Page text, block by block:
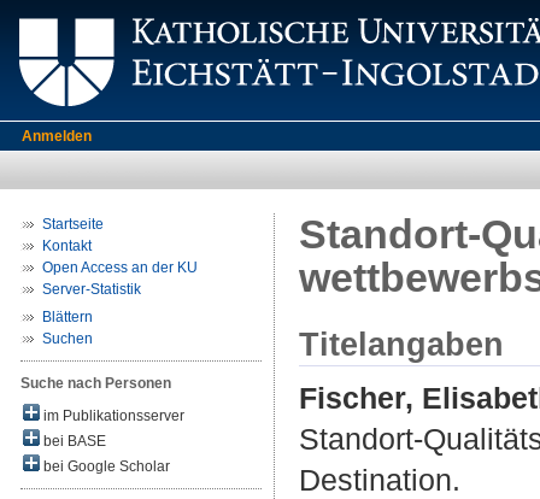
Anmelden
Startseite
Kontakt
Open Access an der KU
Server-Statistik
Blättern
Suchen
Suche nach Personen
im Publikationsserver
bei BASE
bei Google Scholar
Standort-
Titelangaben
Fischer,
Standort-
Destination.